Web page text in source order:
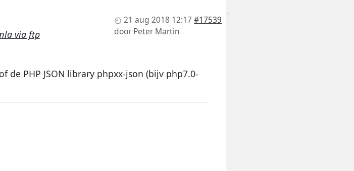
21 aug 2018 12:17 #17539
door Peter Martin
via ftp
PHP JSON library phpxx-json (bijv php7.0-